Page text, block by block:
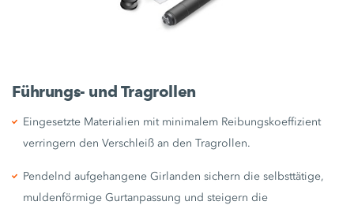
Führungs- und Tragrollen
Eingesetzte Materialien mit minimalem Reibungskoeffizient
verringern den Verschleiß an den Tragrollen.
Pendelnd aufgehangene Girlanden sichern die selbsttätige,
muldenförmige Gurtanpassung und steigern die